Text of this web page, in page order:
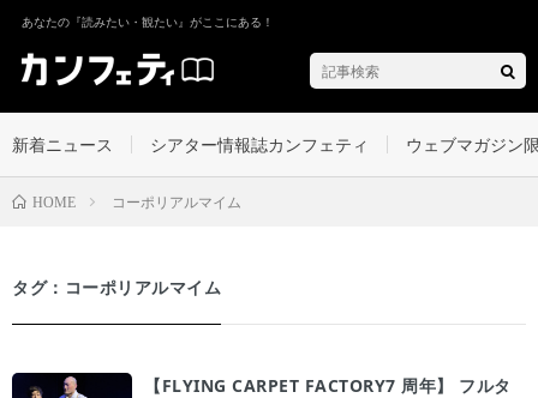
あなたの『読みたい・観たい』がここにある！
新着ニュース シアター情報誌カンフェティ ウェブマガジン
HOME コーポリアルマイム
タグ：コーポリアルマイム
【FLYING CARPET FACTORY7 周年】 フルタ